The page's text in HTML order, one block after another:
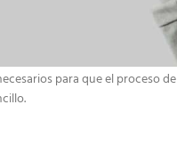
para que el proceso de